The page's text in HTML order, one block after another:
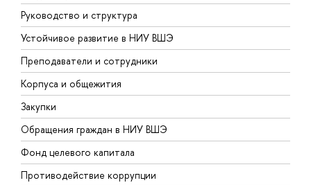
Руководство и структура
Устойчивое развитие в НИУ ВШЭ
Преподаватели и сотрудники
Корпуса и общежития
Закупки
Обращения граждан в НИУ ВШЭ
Фонд целевого капитала
Противодействие коррупции